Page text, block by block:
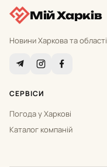
Мій Харків
Новини Харкова та області
СЕРВІСИ
Погода у Харкові
Каталог компаній